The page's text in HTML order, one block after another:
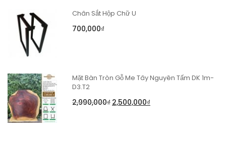
Chân Sắt Hộp Chữ U
700,000₫
Mặt Bàn Tròn Gỗ Me Tây Nguyên Tấm DK 1m-
D3.T2
2,990,000₫ 2,500,000₫